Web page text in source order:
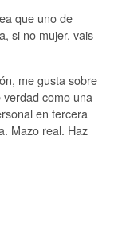
que uno de
si no mujer, vais
me gusta sobre
como una
en tercera
Mazo real. Haz